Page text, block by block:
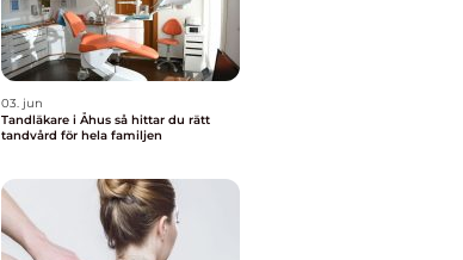
03. jun
Tandläkare i Åhus så hittar du rätt
tandvård för hela familjen